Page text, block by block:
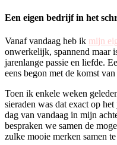
Een eigen bedrijf in het
Vanaf vandaag heb ik mijn
onwerkelijk, spannend maar
jarenlange passie en liefde.
eens begon met de komst
Toen ik enkele weken
sieraden was dat exact op
dag van vandaag in mijn
bespraken we samen de
zulke mooie merken samen